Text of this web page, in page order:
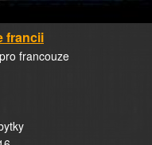
francii
francouze